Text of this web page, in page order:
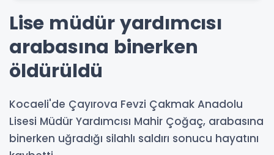
Lise müdür yardımcısı
arabasına binerken
öldürüldü
Kocaeli'de Çayırova Fevzi Çakmak Anadolu
Lisesi Müdür Yardımcısı Mahir Çoğaç, arabasına
binerken uğradığı silahlı saldırı sonucu hayatını